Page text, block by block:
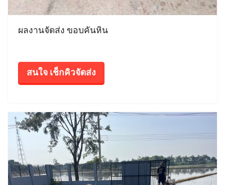
ผลงานจัดส่ง ขอบคันหิน
สนใจ เช็กคิวจัดส่ง